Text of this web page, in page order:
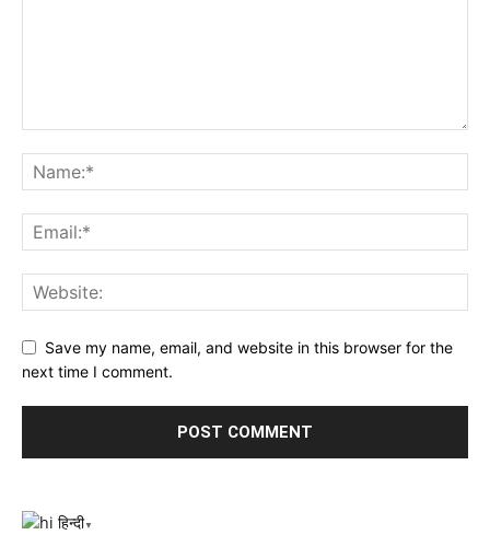
Save my name, email, and website in this browser for the
next time I comment.
हिन्दी▼